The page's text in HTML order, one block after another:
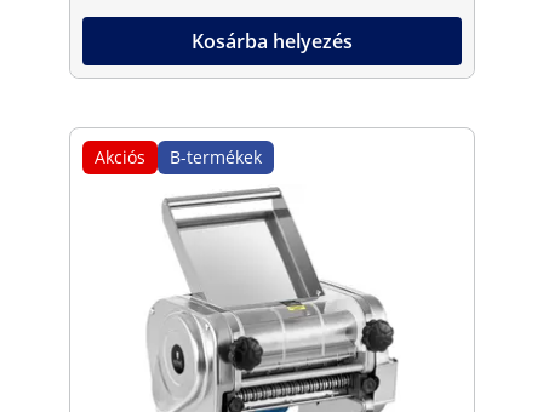
Kosárba helyezés
Akciós B-termékek